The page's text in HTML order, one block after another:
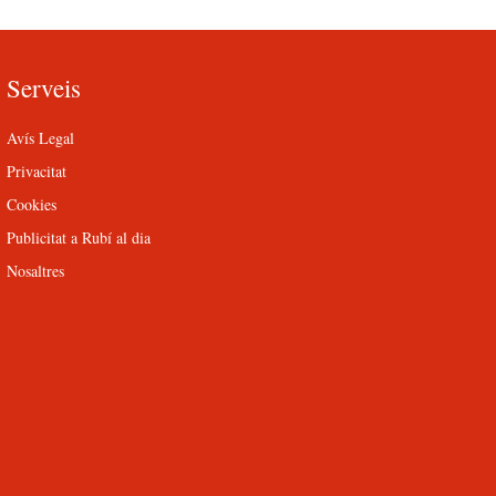
Serveis
Avís Legal
Privacitat
Cookies
Publicitat a Rubí al dia
Nosaltres